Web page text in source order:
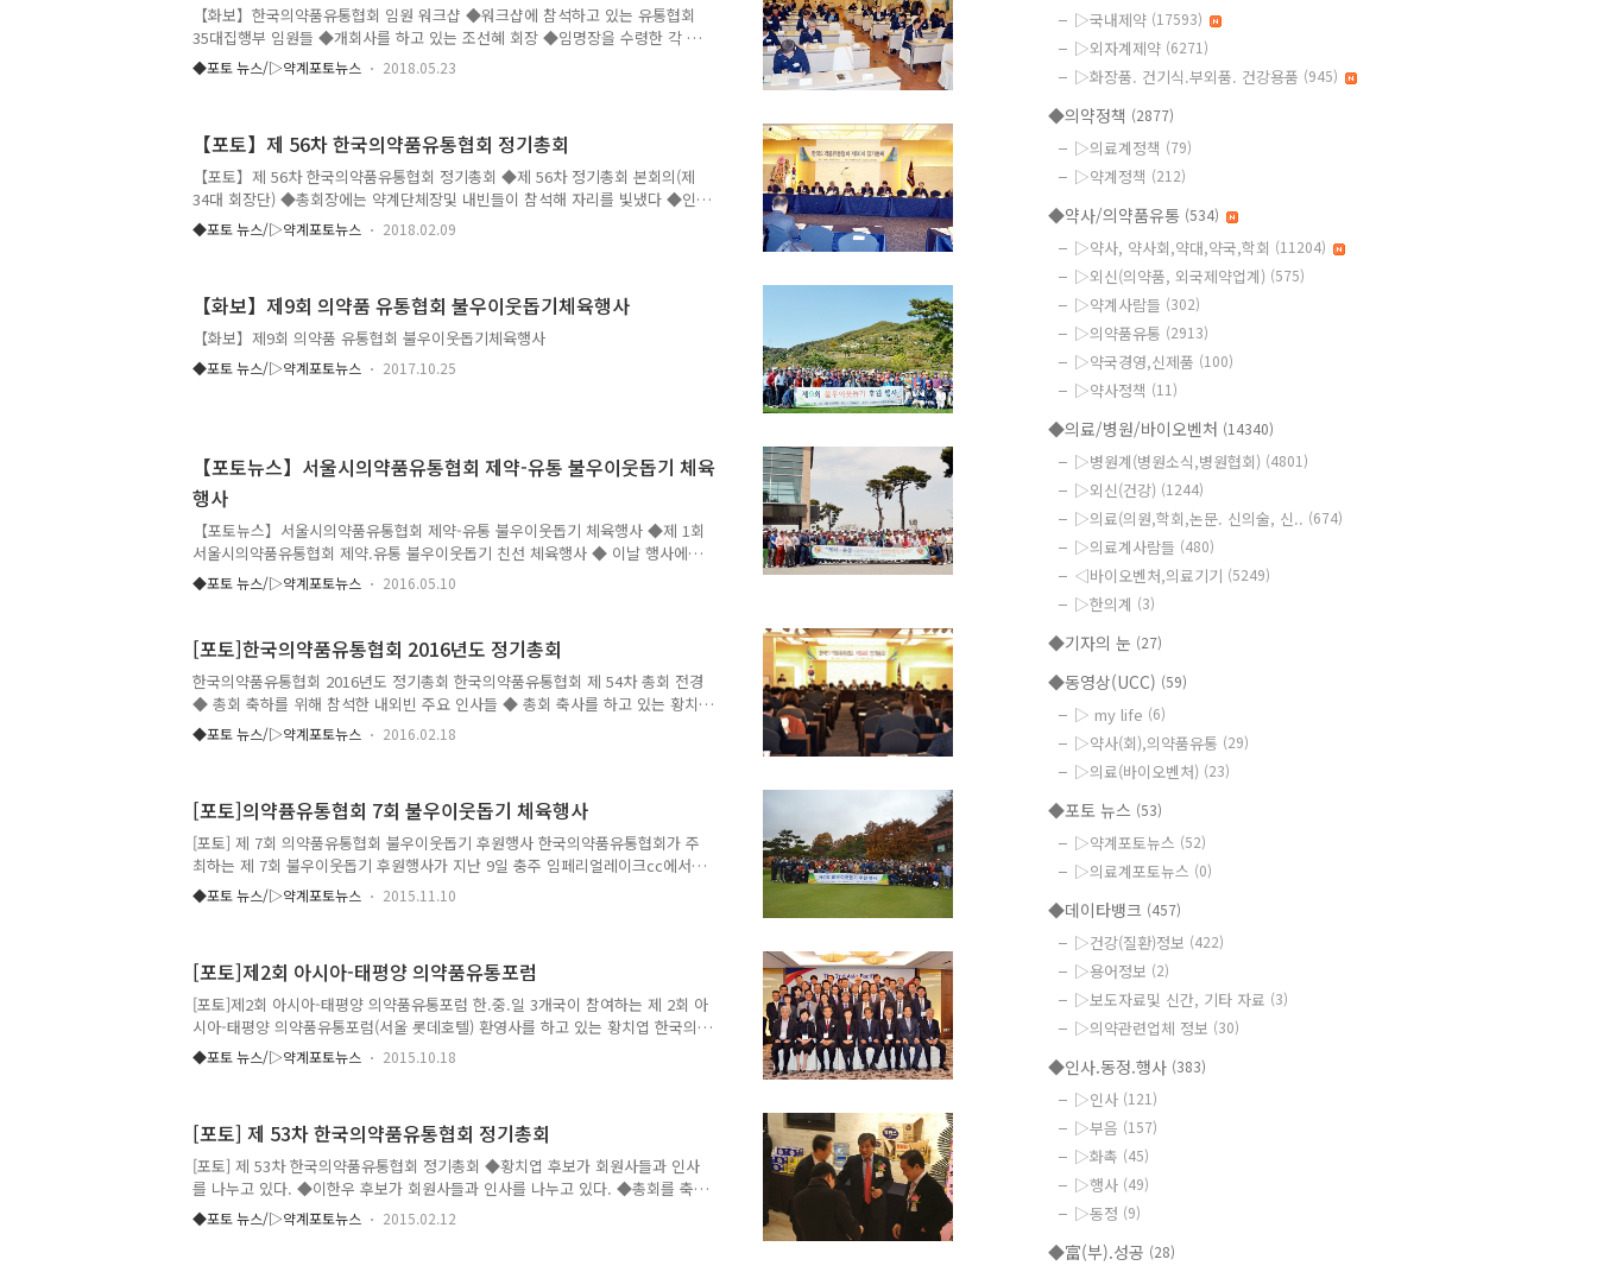
【화보】한국의약품유통협회 임원 워크샵 ◆워크샵에 참석하고 있는 유통협회
35대집행부 임원들 ◆개회사를 하고 있는 조선혜 회장 ◆임명장을 수령한 각 위
원회 위원장 ◆4차산업혁명과 도매유통 대응방안을 강의한 정윤택 제약산업전략
연구원장 ◆남상규 총무위원회 위원장 ◆한상부 백신사업위원회 위원장 ◆김정
기 언론홍보위원회 위원장 ◆김재홍 사회공헌위원회 위원장 ◆허경훈 윤리위원
회 위원장 ◆강종식 CSO사업위원회 위원장 ◆김영호 수출사업위원회 위원장 ◆
엄태응 반품및법제화 특별위원회 위원장 ◆현준재 일련번호대책특별위원회 위원
장 ◆CSO현상과 발전 대안에 대해 강의한 김광호 전 보령..
◆포토 뉴스/▷약계포토뉴스 2018.05.23
【포토】제 56차 한국의약품유통협회 정기총회
【포토】제 56차 한국의약품유통협회 정기총회 ◆제 56차 정기총회 본회의(제
34대 회장단) ◆총회장에는 약계단체장및 내빈들이 참석해 자리를 빛냈다 ◆인
사말을 하고 있는 황치엽 34대 중앙회장 ◆축사를 하고 있는 김순례 의원 ◆축사
를 하고 있는 조찬휘 대한약사회 회장 ◆축사를 하고 있는 이행명 제약바이오협
협회장 감사패 ◆35대 회장 선출을 위해 지역별 투표용지 발급부스와 각 선관위
원및 후보진영 참관인들이 자리를 잡고있다 ◆정견을 발표하고 있는 기호 1번 임
맹호 후보 ◆정견을 발표하고 있는 기호 2번 조선혜 후보 ◆정견발표를 마친 후
협회가 마련한 꽃다발을 받아든 ..
◆포토 뉴스/▷약계포토뉴스 2018.02.09
【화보】제9회 의약품 유통협회 불우이웃돕기체육행사
【화보】제9회 의약품 유통협회 불우이웃돕기체육행사
◆포토 뉴스/▷약계포토뉴스 2017.10.25
【포토뉴스】서울시의약품유통협회 제약-유통 불우이웃돕기 체육
행사
【포토뉴스】서울시의약품유통협회 제약-유통 불우이웃돕기 체육행사 ◆제 1회
서울시의약품유통협회 제약.유통 불우이웃돕기 친선 체육행사 ◆ 이날 행사에서
는 서울시사회복지협의회의 '빨간밥차'에 후원금 500만원을 전달했다. ◆황치엽
유통협회중앙회장, 임맹호 서울시유통협회장, 김종환 서울시약회장, 박기선 부회
서울시의약품유통협회장이 인사말을 하고 있다,. ◆황치엽 의약품유통협회 중앙
회장의 축사 ◆김종환 서울시약사회장의 축사 ◆이한우 한국의약품유통협회 명
예회장 겸 고문이 건배사를 하고 있다 ◆제약및 유통업계, 유관업계 행사 참가자
들이 화합을 다지는 건배를 하고 있다. ◆이글상을 수상한 최상율 한산약품 대표
◆시니어부 메달리스트 진종환 한신..
◆포토 뉴스/▷약계포토뉴스 2016.05.10
[포토]한국의약품유통협회 2016년도 정기총회
한국의약품유통협회 2016년도 정기총회 한국의약품유통협회 제 54차 총회 전경
◆ 총회 축하를 위해 참석한 내외빈 주요 인사들 ◆ 총회 축사를 하고 있는 황치
엽 의약품유통협회장 ◆ 축사를 하고 있는 김춘진 국회 보건복지위원장 ◆ 축사
를 하고 있는 오제세 의원 ◆ 복지부장관의 축사를 대독하고 있는 최봉근 약무정
세일약품 대표, 김원직 원진약품대표, 이창호 제이앤티팜 대표, 남희균 대형약품
대표, 윤성근 서호약품 대표 식약처장 표창 수상: 윤태만 기영약품 대표, 박호영
위너스약품 대표(불참), 정영호 정진팜 대표, 황정식 율원약품 대표, 도응태 태원
약품 대표..
◆포토 뉴스/▷약계포토뉴스 2016.02.18
[포토]의약퓸유통협회 7회 불우이웃돕기 체육행사
[포토] 제 7회 의약품유통협회 불우이웃돕기 후원행사 한국의약품유통협회가 주
최하는 제 7회 불우이웃돕기 후원행사가 지난 9일 충주 임페리얼레이크cc에서
개최됐다 불우이웃돕기 체육 행사 후 진행된 만찬과 2부 행사 황치엽 회장이 환
영사를 하고 있다. 남상규 운영위원장이 경과보고를 하고 있다 황치엽 회장이 박
사회로 진행됐다. 이희구 고문이 건배사를 하고 있다. 단체전 우승을 차지한 경
인지회 단체전 준우승을 차지한 대구경북 지회 단체전 3위를 차지한 서울지회 개
인전 우승: 시니어부 이한우 원일약품 회장과 김동운 해운약품 대표(우로부터
1,3번째) 개인전준우승: 시..
◆포토 뉴스/▷약계포토뉴스 2015.11.10
[포토]제2회 아시아-태평양 의약품유통포럼
[포토]제2회 아시아-태평양 의약품유통포럼 한.중.일 3개국이 참여하는 제 2회 아
시아-태평양 의약품유통포럼(서울 롯데호텔) 환영사를 하고 있는 황치엽 한국의
약품유통협회 회장 축사를 하고 있는 스즈키 켄 일본유통협회장(상)과 후밍종 중
국유통협회장 축사를 하고 있는 오진희 복지부 약무정책과 과장 이날 행사는 박
자인 쿠레콘R&C 치카코 코이케 이사 중국 발표자인 북경회통평달문화전파유한
회사 관 휘 대표 한. 중. 일 3개국 발표자가 패널토론에서 플로어의 질문에 응답
하고 있다. 추성욱 부회장이 한국의 의약품유통마진에 대한 문제점과 대안에 대
해 발표하고 있디. ..
◆포토 뉴스/▷약계포토뉴스 2015.10.18
[포토] 제 53차 한국의약품유통협회 정기총회
[포토] 제 53차 한국의약품유통협회 정기총회 ◆황치엽 후보가 회원사들과 인사
를 나누고 있다. ◆이한우 후보가 회원사들과 인사를 나누고 있다. ◆총회를 축
하하기 위해 참석한 외빈들 ◆총회장에 내외빈들이 입장하고 있다. ◆정기총회장
을 가득메운 회원사들과 내외빈들 ◆조선혜 회장직무대행이 인사말을 하고 있
◆포토 뉴스/▷약계포토뉴스 2015.02.12
▷국내제약 (17593)
▷외자계제약 (6271)
▷화장품. 건기식.부외품. 건강용품 (945)
◆의약정책 (2877)
▷의료계정책 (79)
▷약계정책 (212)
◆약사/의약품유통 (534)
▷약사, 약사회,약대,약국,학회 (11204)
▷외신(의약품, 외국제약업계) (575)
▷약계사람들 (302)
▷의약품유통 (2913)
▷약국경영,신제품 (100)
▷약사정책 (11)
◆의료/병원/바이오벤처 (14340)
▷병원계(병원소식,병원협회) (4801)
▷외신(건강) (1244)
▷의료(의원,학회,논문. 신의술, 신.. (674)
▷의료계사람들 (480)
◁바이오벤처,의료기기 (5249)
▷한의계 (3)
◆기자의 눈 (27)
◆동영상(UCC) (59)
▷ my life (6)
▷약사(회),의약품유통 (29)
▷의료(바이오벤처) (23)
◆포토 뉴스 (53)
▷약계포토뉴스 (52)
▷의료계포토뉴스 (0)
◆데이타뱅크 (457)
▷건강(질환)정보 (422)
▷용어정보 (2)
▷보도자료및 신간, 기타 자료 (3)
▷의약관련업체 정보 (30)
◆인사.동정.행사 (383)
▷인사 (121)
▷부음 (157)
▷화촉 (45)
▷행사 (49)
▷동정 (9)
◆富(부).성공 (28)